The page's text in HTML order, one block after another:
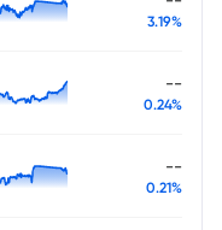
3.19%
--
0.24%
--
0.21%